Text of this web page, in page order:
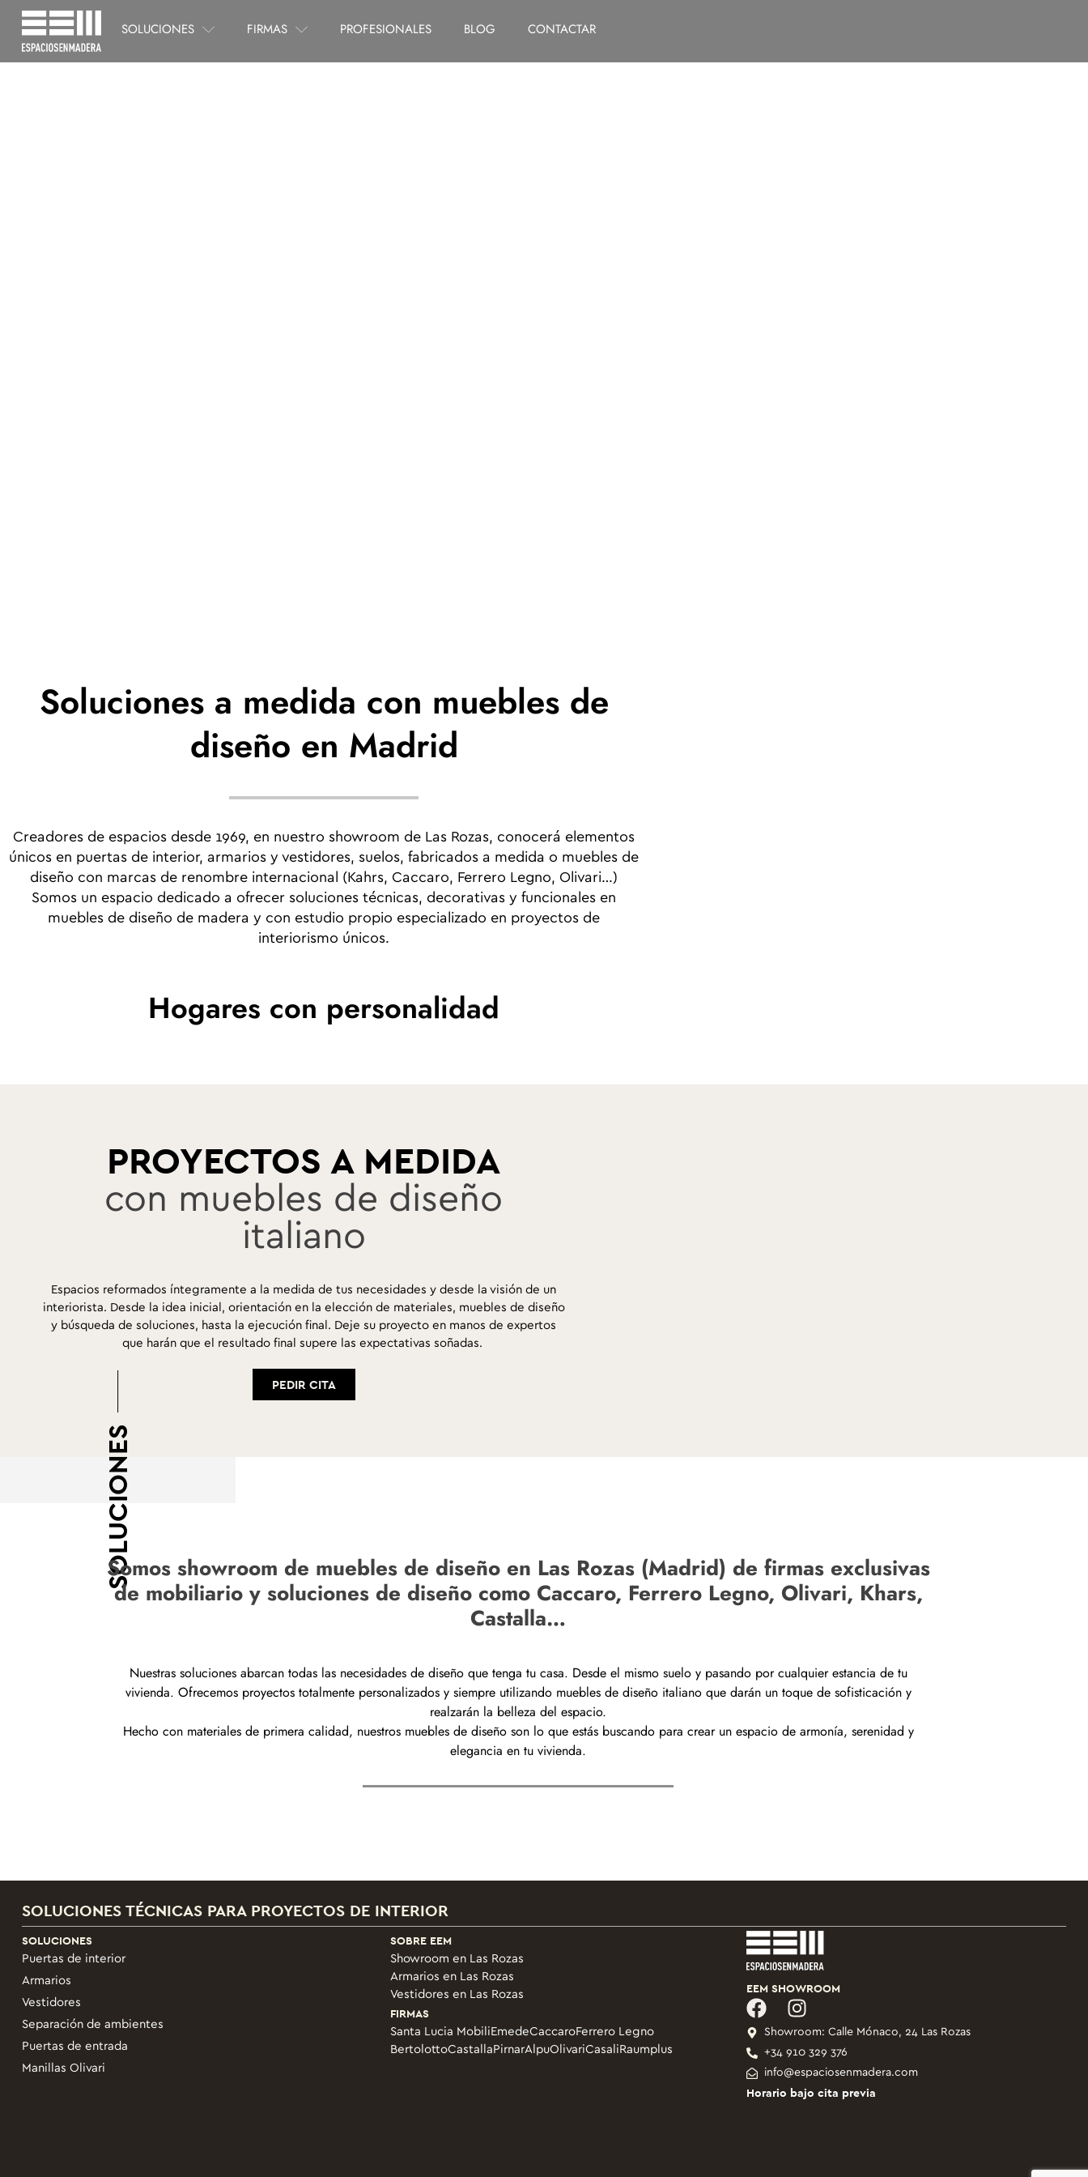
SOLUCIONES FIRMAS PROFESIONALES BLOG CONTACTAR
Soluciones a medida con muebles de
diseño en Madrid
Creadores de espacios desde 1969, en nuestro showroom de Las Rozas, conocerá elementos
únicos en puertas de interior, armarios y vestidores, suelos, fabricados a medida o muebles de
diseño con marcas de renombre internacional (Kahrs, Caccaro, Ferrero Legno, Olivari…)
Somos un espacio dedicado a ofrecer soluciones técnicas, decorativas y funcionales en
muebles de diseño de madera y con estudio propio especializado en proyectos de
interiorismo únicos.
Hogares con personalidad
PROYECTOS A MEDIDA
con muebles de diseño
italiano
Espacios reformados íntegramente a la medida de tus necesidades y desde la visión de un
interiorista. Desde la idea inicial, orientación en la elección de materiales, muebles de diseño
y búsqueda de soluciones, hasta la ejecución final. Deje su proyecto en manos de expertos
que harán que el resultado final supere las expectativas soñadas.
PEDIR CITA
SOLUCIONES
Somos showroom de muebles de diseño en Las Rozas (Madrid) de firmas exclusivas
de mobiliario y soluciones de diseño como Caccaro, Ferrero Legno, Olivari, Khars,
Castalla…
Nuestras soluciones abarcan todas las necesidades de diseño que tenga tu casa. Desde el mismo suelo y pasando por cualquier estancia de tu
vivienda. Ofrecemos proyectos totalmente personalizados y siempre utilizando muebles de diseño italiano que darán un toque de sofisticación y
realzarán la belleza del espacio.
Hecho con materiales de primera calidad, nuestros muebles de diseño son lo que estás buscando para crear un espacio de armonía, serenidad y
elegancia en tu vivienda.
SOLUCIONES TÉCNICAS PARA PROYECTOS DE INTERIOR
SOLUCIONES
Puertas de interior
Armarios
Vestidores
Separación de ambientes
Puertas de entrada
Manillas Olivari
SOBRE EEM
Showroom en Las Rozas
Armarios en Las Rozas
Vestidores en Las Rozas
FIRMAS
Santa Lucia MobiliEmedeCaccaroFerrero Legno
BertolottoCastallaPirnarAlpuOlivariCasaliRaumplus
EEM SHOWROOM
Showroom: Calle Mónaco, 24 Las Rozas
+34 910 329 376
info@espaciosenmadera.com
Horario bajo cita previa